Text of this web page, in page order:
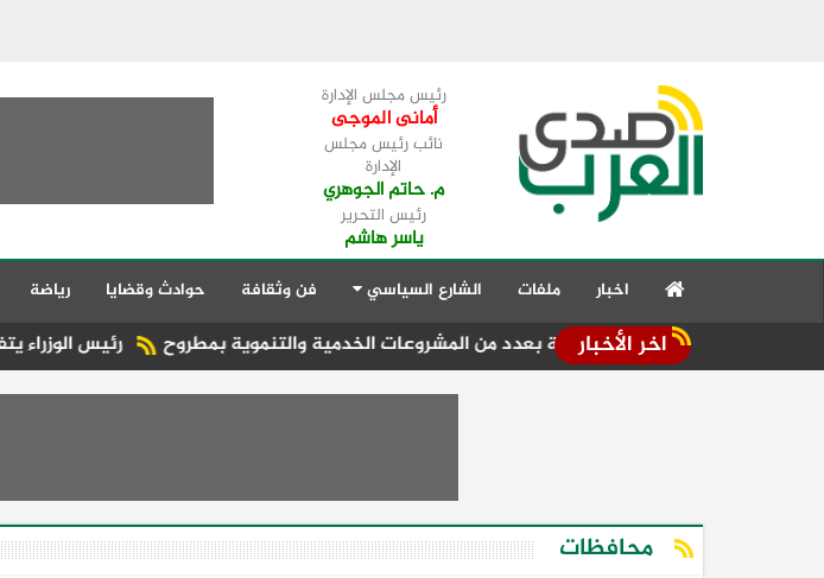
رئيس مجلس الإدارة
أمانى الموجى
نائب رئيس مجلس
الإدارة
م. حاتم الجوهري
رئيس التحرير
ياسر هاشم
اخبار ملفات الشارع السياسي فن وثقافة حوادث وقضايا رياضة
اخر الأخبار رئيس الوزراء يتفقد يبدأ جولة تفقدية بعدد من المشروعات الخدمية والتنموية بمطروح
محافظات